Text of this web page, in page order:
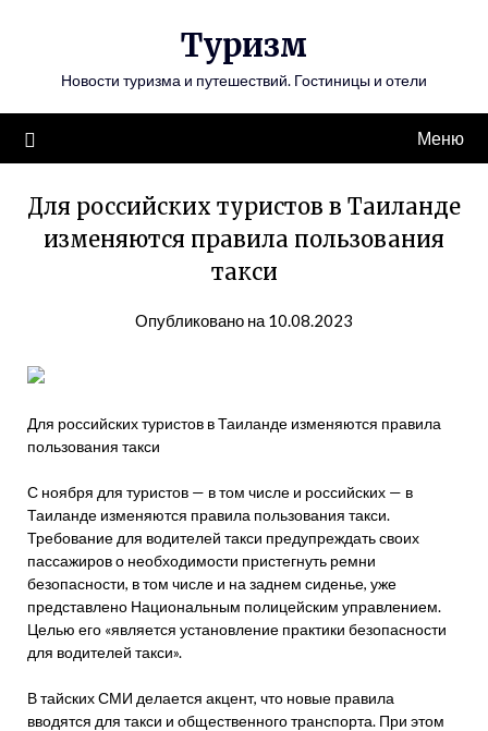
Туризм
Новости туризма и путешествий. Гостиницы и отели
Меню
Для российских туристов в Таиланде
изменяются правила пользования
такси
Опубликовано на 10.08.2023
Для российских туристов в Таиланде изменяются правила
пользования такси
С ноября для туристов — в том числе и российских — в
Таиланде изменяются правила пользования такси.
Требование для водителей такси предупреждать своих
пассажиров о необходимости пристегнуть ремни
безопасности, в том числе и на заднем сиденье, уже
представлено Национальным полицейским управлением.
Целью его «является установление практики безопасности
для водителей такси».
В тайских СМИ делается акцент, что новые правила
вводятся для такси и общественного транспорта. При этом